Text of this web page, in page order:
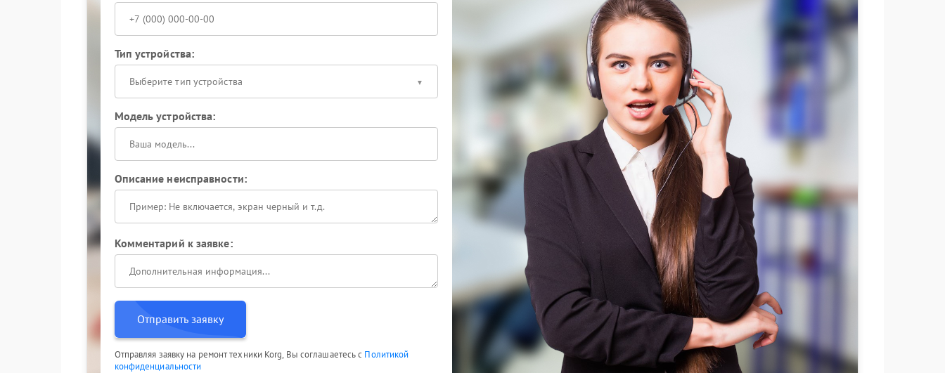
Тип устройства:
Выберите тип устройства
Модель устройства:
Описание неисправности:
Комментарий к заявке:
Отправить заявку
Отправляя заявку на ремонт техники Korg, Вы соглашаетесь с Политикой
конфиденциальности